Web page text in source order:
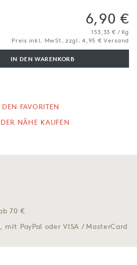
6,90 €
153,33 € / Kg
Preis inkl. MwSt. zzgl. 4,95 € Versand
IN DEN WARENKORB
DEN FAVORITEN
NÄHE KAUFEN
70 €
mit PayPal oder VISA / MasterCard